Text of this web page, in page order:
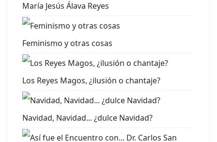
María Jesús Álava Reyes
Feminismo y otras cosas
Los Reyes Magos, ¿ilusión o chantaje?
Navidad, Navidad... ¿dulce Navidad?